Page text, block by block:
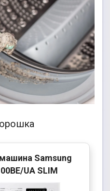
Samsung
UA SLIM